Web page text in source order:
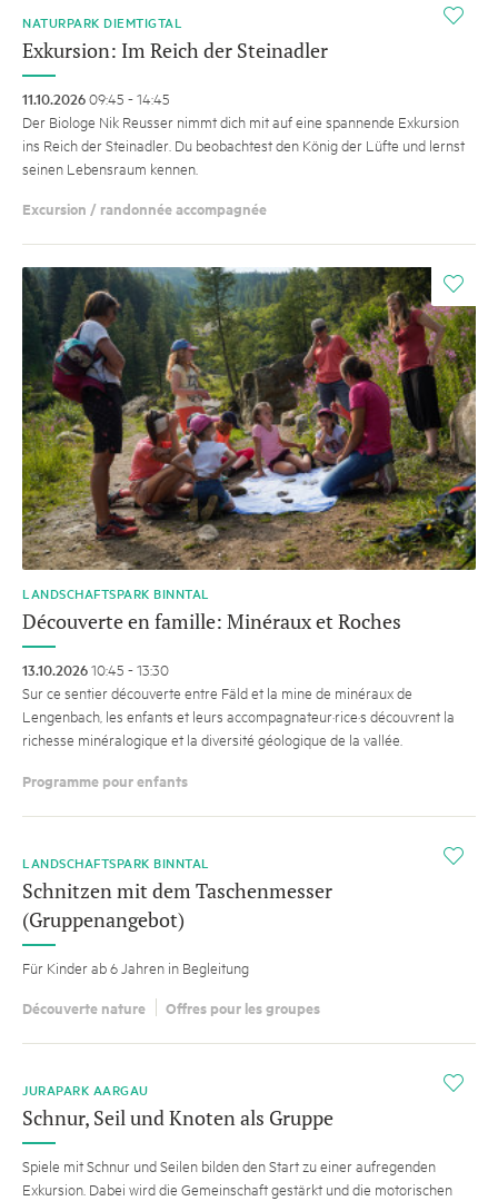
i
NATURPARK DIEMTIGTAL
Exkursion: Im Reich der Steinadler
11.10.202609:45 - 14:45
Der Biologe Nik Reusser nimmt dich mit auf eine spannende Exkursion
ins Reich der Steinadler. Du beobachtest den König der Lüfte und lernst
seinen Lebensraum kennen.
Excursion / randonnée accompagnée
i
LANDSCHAFTSPARK BINNTAL
Découverte en famille: Minéraux et Roches
13.10.202610:45 - 13:30
Sur ce sentier découverte entre Fäld et la mine de minéraux de
Lengenbach, les enfants et leurs accompagnateur·rice·s découvrent la
richesse minéralogique et la diversité géologique de la vallée.
Programme pour enfants
i
LANDSCHAFTSPARK BINNTAL
Schnitzen mit dem Taschenmesser
(Gruppenangebot)
Für Kinder ab 6 Jahren in Begleitung
Découverte nature Offres pour les groupes
i
JURAPARK AARGAU
Schnur, Seil und Knoten als Gruppe
Spiele mit Schnur und Seilen bilden den Start zu einer aufregenden
Exkursion. Dabei wird die Gemeinschaft gestärkt und die motorischen